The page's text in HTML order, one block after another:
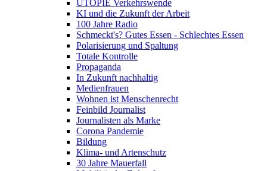
UTOPIE Verkehrswende
KI und die Zukunft der Arbeit
100 Jahre Radio
Schmeckt's? Gutes Essen - Schlechtes Essen
Polarisierung und Spaltung
Totale Kontrolle
Propaganda
In Zukunft nachhaltig
Medienfrauen
Wohnen ist Menschenrecht
Feinbild Journalist
Journalisten als Marke
Corona Pandemie
Bildung
Klima- und Artenschutz
30 Jahre Mauerfall